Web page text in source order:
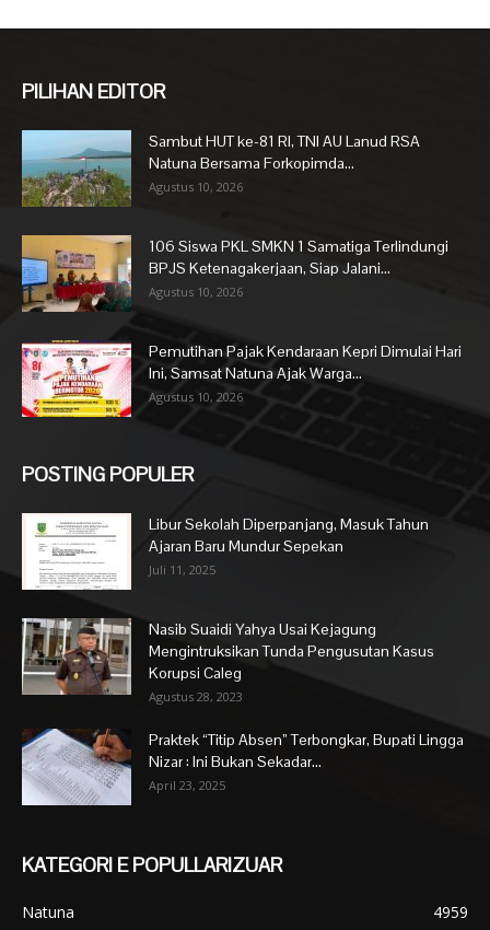
PILIHAN EDITOR
Sambut HUT ke-81 RI, TNI AU Lanud RSA
Natuna Bersama Forkopimda...
Agustus 10, 2026
106 Siswa PKL SMKN 1 Samatiga Terlindungi
BPJS Ketenagakerjaan, Siap Jalani...
Agustus 10, 2026
Pemutihan Pajak Kendaraan Kepri Dimulai Hari
Ini, Samsat Natuna Ajak Warga...
Agustus 10, 2026
POSTING POPULER
Libur Sekolah Diperpanjang, Masuk Tahun
Ajaran Baru Mundur Sepekan
Juli 11, 2025
Nasib Suaidi Yahya Usai Kejagung
Mengintruksikan Tunda Pengusutan Kasus
Korupsi Caleg
Agustus 28, 2023
Praktek “Titip Absen” Terbongkar, Bupati Lingga
Nizar : Ini Bukan Sekadar...
April 23, 2025
KATEGORI E POPULLARIZUAR
Natuna
4959